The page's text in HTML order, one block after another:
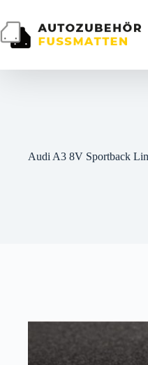
springen
Audi A3 8V Sportback